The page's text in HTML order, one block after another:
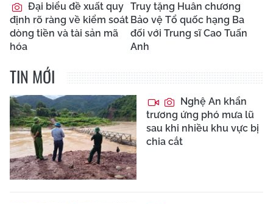
Đại biểu đề xuất quy
định rõ ràng về kiểm soát
dòng tiền và tài sản mã
hóa
Truy tặng Huân chương
Bảo vệ Tổ quốc hạng Ba
đối với Trung sĩ Cao Tuấn
Anh
TIN MỚI
Nghệ An khẩn
trương ứng phó mưa lũ
sau khi nhiều khu vực bị
chia cắt